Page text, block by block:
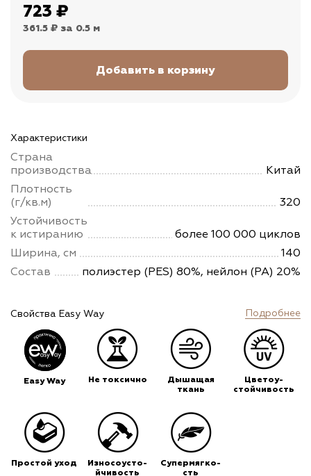
723 ₽
361.5 ₽ за 0.5 м
Характеристики
Страна
производства
Китай
Плотность
(г/кв.м)
320
Устойчивость
к истиранию
более 100 000 циклов
Ширина, см
140
Состав
полиэстер (PES) 80%, нейлон (PA) 20%
Свойства Easy Way Подробнее
Easy Way Не токсично
Дышащая
ткань
Цветоу-
стойчивость
Простой уход
Износоусто-
йчивость
Супермягко-
сть